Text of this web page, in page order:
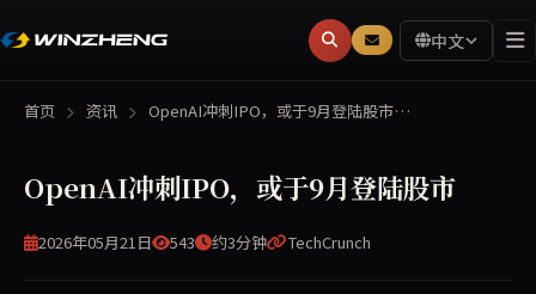
中文
首页 资讯 OpenAI冲刺IPO，或于9月登陆股市…
OpenAI冲刺IPO，或于9月登陆股市
2026年05月21日 543 约3分钟 TechCrunch